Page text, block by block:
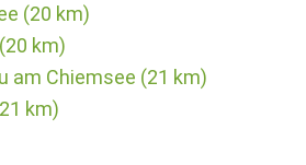
(20 km)
km)
am Chiemsee (21 km)
km)